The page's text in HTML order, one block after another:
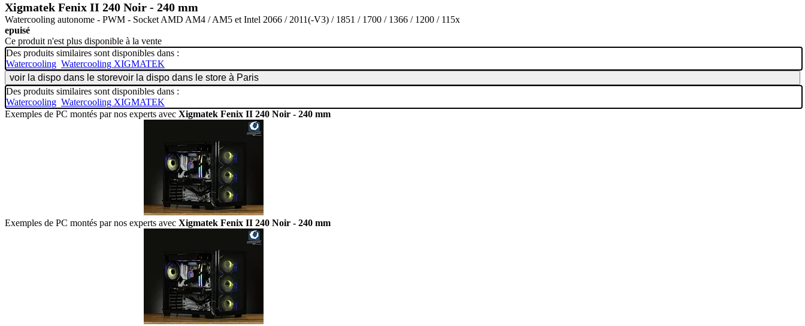
Xigmatek Fenix II 240 Noir - 240 mm
Watercooling autonome - PWM - Socket AMD AM4 / AM5 et Intel 2066 / 2011(-V3) / 1851 / 1700 / 1366 / 1200 / 115x
epuisé
Ce produit n'est plus disponible à la vente
Des produits similaires sont disponibles dans :
Watercooling Watercooling XIGMATEK
voir la dispo dans le storevoir la dispo dans le store à Paris
Des produits similaires sont disponibles dans :
Watercooling Watercooling XIGMATEK
Exemples de PC montés par nos experts avec Xigmatek Fenix II 240 Noir - 240 mm
Exemples de PC montés par nos experts avec Xigmatek Fenix II 240 Noir - 240 mm